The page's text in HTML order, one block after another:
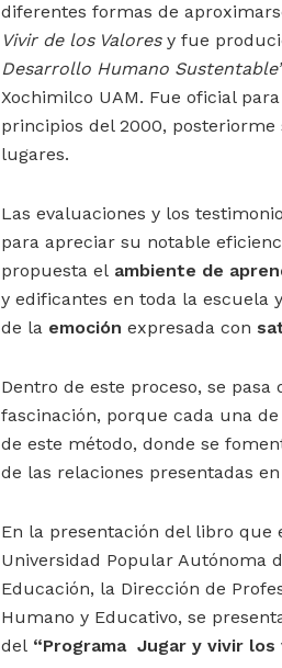
diferentes formas de
Vivir de los Valoresy fue
Desarrollo Humano
Xochimilco UAM. Fue oficial
principios del 2000,
lugares.
Las evaluaciones y los
para apreciar su notable
propuesta el ambiente de
y edificantes en toda la escuela
de la emoción expresada con
Dentro de este proceso, se
fascinación, porque cada una
de este método, donde se
de las relaciones presentadas
En la presentación del libro
Universidad Popular Autónoma
Educación, la Dirección de
Humano y Educativo, se
del “Programa Jugar y vivir